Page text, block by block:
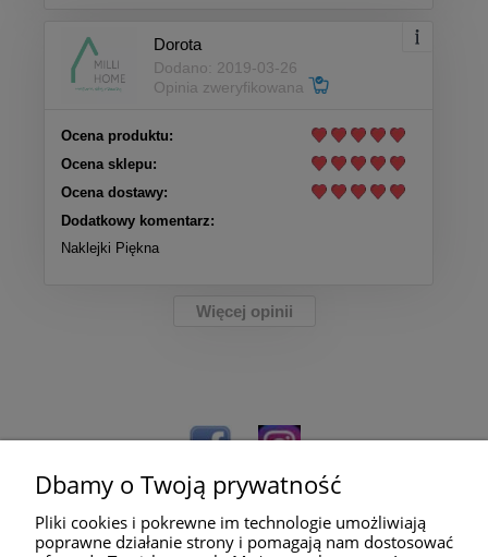
Dorota
Dodano: 2019-03-26
Opinia zweryfikowana
Ocena produktu:
Ocena sklepu:
Ocena dostawy:
Dodatkowy komentarz:
Naklejki Piękna
Więcej opinii
Dbamy o Twoją prywatność
Pliki cookies i pokrewne im technologie umożliwiają
poprawne działanie strony i pomagają nam dostosować